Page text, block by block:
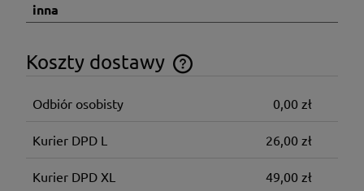
inna
Koszty dostawy
Cena nie zawiera ewentualnych kosztów płatności
Odbiór osobisty 0,00 zł
Kurier DPD L 26,00 zł
Kurier DPD XL 49,00 zł